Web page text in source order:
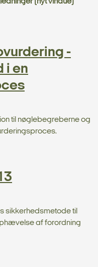
-
i en
til nøglebegreberne og
sikkerhedsmetode til
af forordning